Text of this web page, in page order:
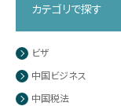
カテゴリで探す
ビザ
中国ビジネス
中国税法